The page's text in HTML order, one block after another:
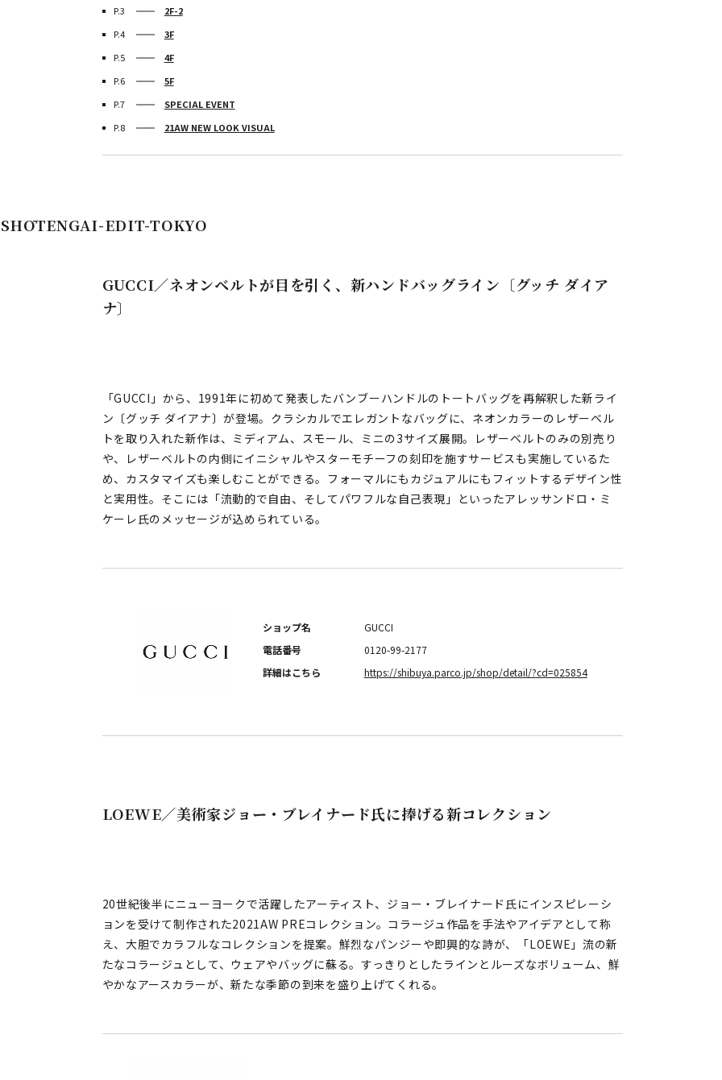
P.3
2F-2
P.4
3F
P.5
4F
P.6
5F
P.7
SPECIAL EVENT
P.8
21AW NEW LOOK VISUAL
EDIT-TOKYO
GUCCI／ネオンベルトが目を引く、新ハンドバッグライン〔グッチ ダイア
ナ〕
「GUCCI」から、1991年に初めて発表したバンブーハンドルのトートバッグを再解釈した新ライ
ン〔グッチ ダイアナ〕が登場。クラシカルでエレガントなバッグに、ネオンカラーのレザーベル
トを取り入れた新作は、ミディアム、スモール、ミニの3サイズ展開。レザーベルトのみの別売り
や、レザーベルトの内側にイニシャルやスターモチーフの刻印を施すサービスも実施しているた
め、カスタマイズも楽しむことができる。フォーマルにもカジュアルにもフィットするデザイン性
と実用性。そこには「流動的で自由、そしてパワフルな自己表現」といったアレッサンドロ・ミ
ケーレ氏のメッセージが込められている。
ショップ名
GUCCI
電話番号
0120-99-2177
詳細はこちら
https://shibuya.parco.jp/shop/detail/?cd=025854
LOEWE／美術家ジョー・ブレイナード氏に捧げる新コレクション
20世紀後半にニューヨークで活躍したアーティスト、ジョー・ブレイナード氏にインスピレーシ
ョンを受けて制作された2021AW PREコレクション。コラージュ作品を手法やアイデアとして称
え、大胆でカラフルなコレクションを提案。鮮烈なパンジーや即興的な詩が、「LOEWE」流の新
たなコラージュとして、ウェアやバッグに蘇る。すっきりとしたラインとルーズなボリューム、鮮
やかなアースカラーが、新たな季節の到来を盛り上げてくれる。